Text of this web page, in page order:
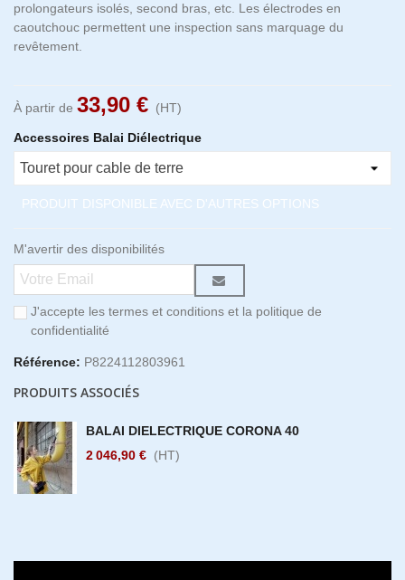
prolongateurs isolés, second bras, etc. Les électrodes en
caoutchouc permettent une inspection sans marquage du
revêtement.
À partir de 33,90 € (HT)
Accessoires Balai Diélectrique
PRODUIT DISPONIBLE AVEC D'AUTRES OPTIONS
M'avertir des disponibilités
J'accepte les termes et conditions et la politique de
confidentialité
Référence: P8224112803961
PRODUITS ASSOCIÉS
BALAI DIELECTRIQUE CORONA 40
2 046,90 € (HT)